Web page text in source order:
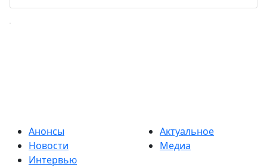
Анонсы
Новости
Интервью
Актуальное
Медиа